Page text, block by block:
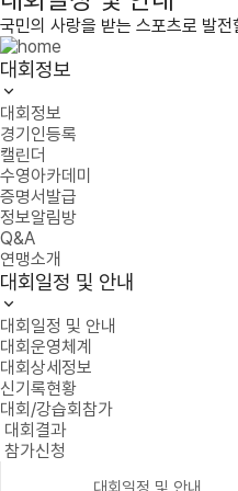
국민의 사랑을 받는 스포츠로 발
대회정보
대회정보
경기인등록
캘린더
수영아카데미
증명서발급
정보알림방
Q&A
연맹소개
대회일정 및 안내
대회일정 및 안내
대회운영체계
대회상세정보
신기록현황
대회/강습회참가
대회결과
참가신청